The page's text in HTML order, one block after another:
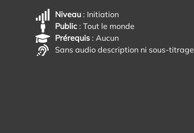
Niveau : Initiation
Public : Tout le monde
Prérequis : Aucun
Sans audio description ni sous-titrage